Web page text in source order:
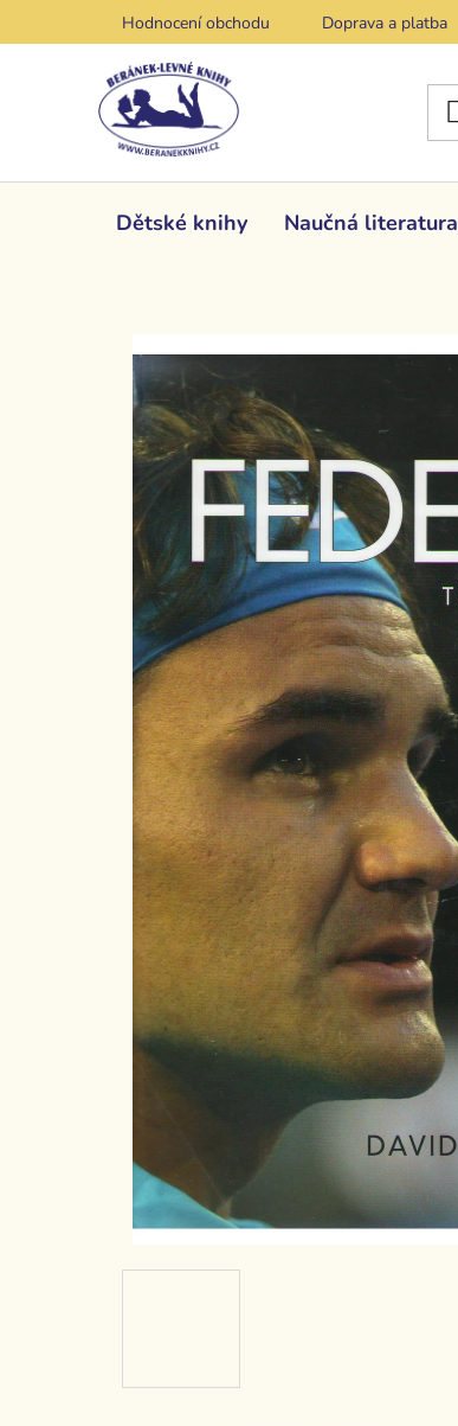
na
Hodnocení obchodu Doprava a platba
Dětské knihy Naučná literatura